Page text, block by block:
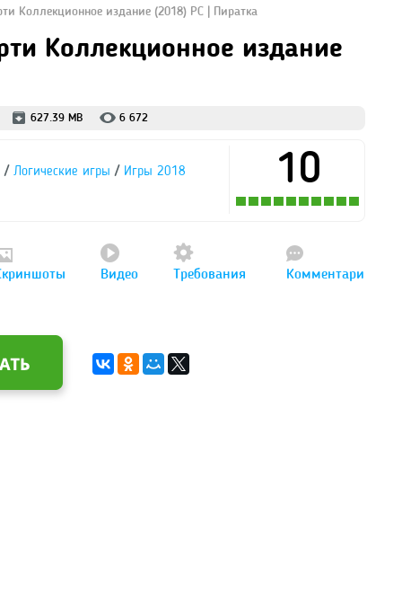
Коллекционное издание (2018) PC | Пиратка
Коллекционное издание
627.39 MB 6 672
/ Логические игры / Игры 2018 10
Видео Требования Комментари